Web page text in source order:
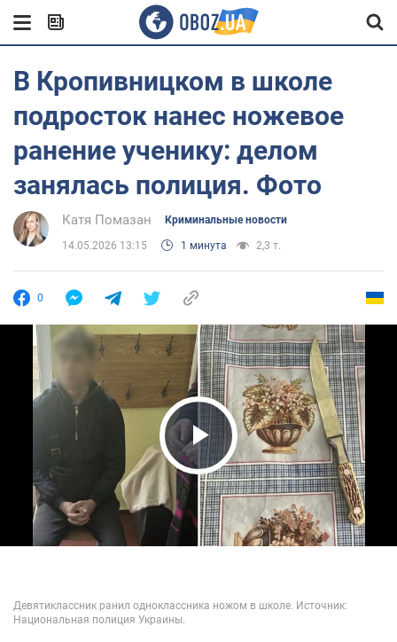
В Кропивницком в школе
подросток нанес ножевое
ранение ученику: делом
занялась полиция. Фото
Катя Помазан Криминальные новости
14.05.2026 13:15 1 минута 2,3 т.
0
Play Video